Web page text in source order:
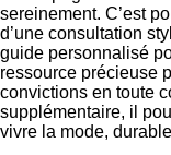
sereinement. C’est
d’une consultation
guide personnalisé
ressource précieuse
convictions en toute
supplémentaire, il
vivre la mode,